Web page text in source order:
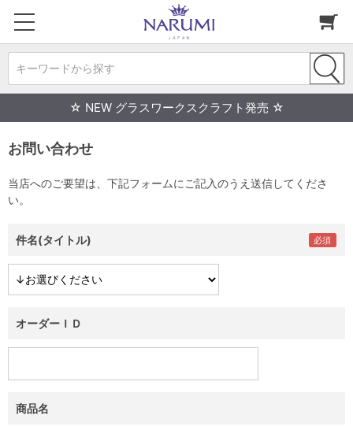
キーワードから探す
☆ NEW グラスワークスクラフト発売 ☆
お問い合わせ
当店へのご要望は、下記フォームにご記入のうえ送信してくださ
い。
件名(タイトル)
オーダーＩＤ
商品名